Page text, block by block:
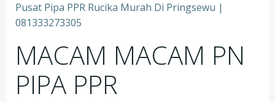
Pusat Pipa PPR Rucika Murah Di Pringsewu |
081333273305
MACAM MACAM PN
PIPA PPR